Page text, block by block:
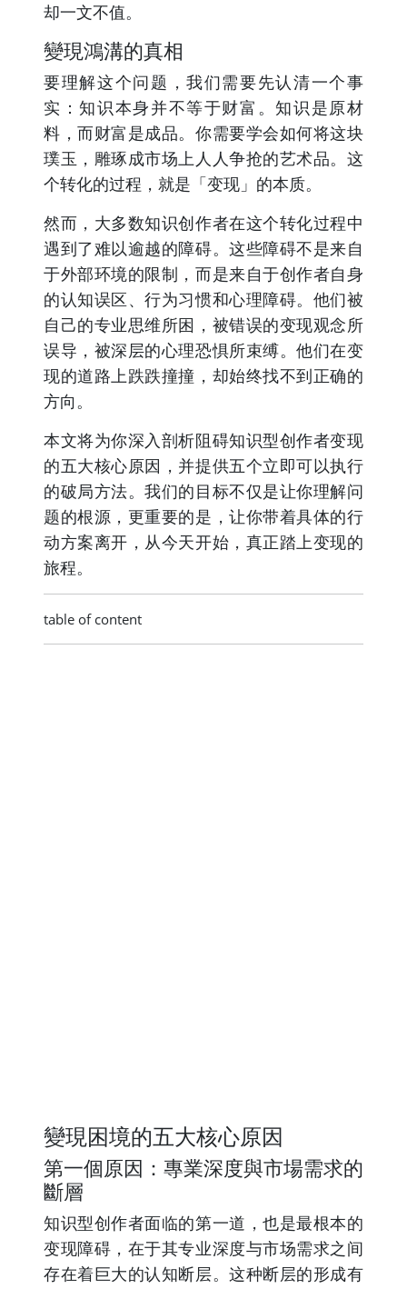
却一文不值。
變現鴻溝的真相
要理解这个问题，我们需要先认清一个事
实：知识本身并不等于财富。知识是原材
料，而财富是成品。你需要学会如何将这块
璞玉，雕琢成市场上人人争抢的艺术品。这
个转化的过程，就是「变现」的本质。
然而，大多数知识创作者在这个转化过程中
遇到了难以逾越的障碍。这些障碍不是来自
于外部环境的限制，而是来自于创作者自身
的认知误区、行为习惯和心理障碍。他们被
自己的专业思维所困，被错误的变现观念所
误导，被深层的心理恐惧所束缚。他们在变
现的道路上跌跌撞撞，却始终找不到正确的
方向。
本文将为你深入剖析阻碍知识型创作者变现
的五大核心原因，并提供五个立即可以执行
的破局方法。我们的目标不仅是让你理解问
题的根源，更重要的是，让你带着具体的行
动方案离开，从今天开始，真正踏上变现的
旅程。
table of content
變現困境的五大核心原因
第一個原因：專業深度與市場需求的
斷層
知识型创作者面临的第一道，也是最根本的
变现障碍，在于其专业深度与市场需求之间
存在着巨大的认知断层。这种断层的形成有